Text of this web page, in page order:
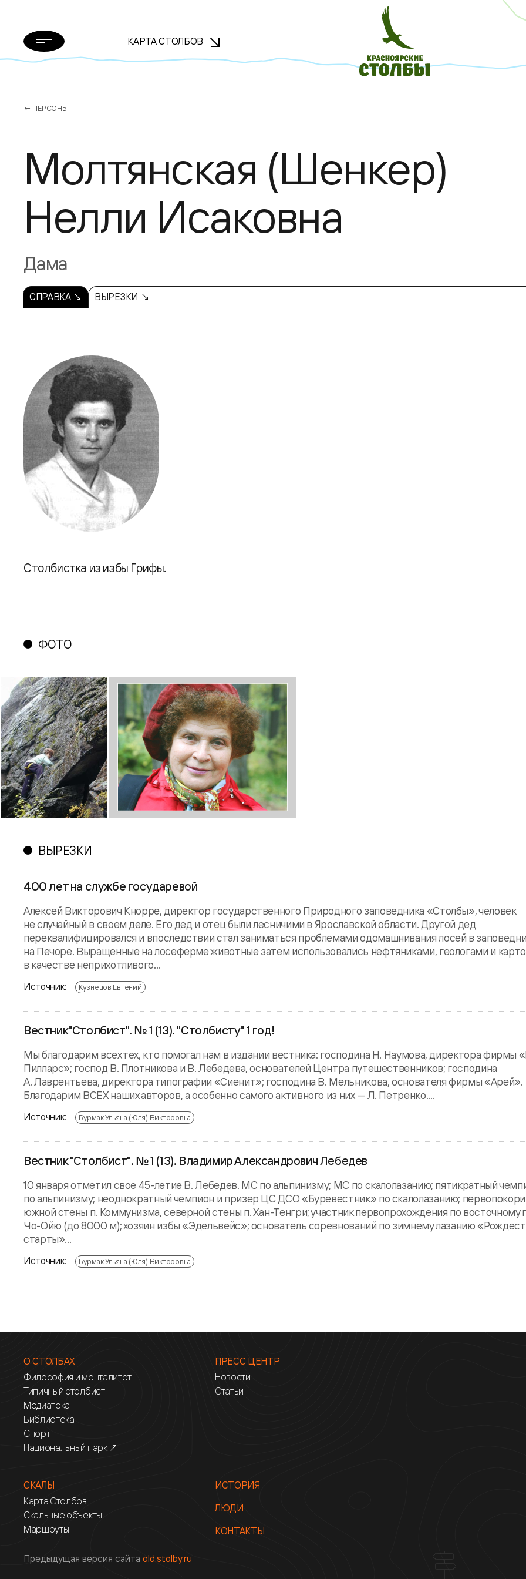
КАРТА СТОЛБОВ
← ПЕРСОНЫ
Молтянская (Шенкер)
Нелли Исаковна
Дама
СПРАВКА ↘ ВЫРЕЗКИ ↘
Столбистка из избы Грифы.
ФОТО
ВЫРЕЗКИ
400 лет на службе государевой
Алексей Викторович Кнорре, директор государственного Природного заповедника «Столбы», человек
не случайный в своем деле. Его дед и отец были лесничими в Ярославской области. Другой дед
переквалифицировался и впоследствии стал заниматься проблемами одомашнивания лосей в
на Печоре. Выращенные на лосеферме животные затем использовались нефтяниками, геологами и
в качестве неприхотливого...
Источник: Кузнецов Евгений
Вестник"Столбист". № 1 (13). "Столбисту" 1 год!
Мы благодарим всех тех, кто помогал нам в издании вестника: господина Н. Наумова, директора фирмы
Пилларс»; господ В. Плотникова и В. Лебедева, основателей Центра путешественников; господина
А. Лаврентьева, директора типографии «Сиенит»; господина В. Мельникова, основателя фирмы «Арей».
Благодарим ВСЕХ наших авторов, а особенно самого активного из них — Л. Петренко....
Источник: Бурмак Ульяна (Юля) Викторовна
Вестник "Столбист". № 1 (13). Владимир Александрович Лебедев
10 января отметил свое 45-летие В. Лебедев. МС по альпинизму; МС по скалолазанию; пятикратный
по альпинизму; неоднократный чемпион и призер ЦС ДСО «Буревестник» по скалолазанию;
южной стены п. Коммунизма, северной стены п. Хан-Тенгри; участник первопрохождения по восточному
Чо-Ойю (до 8000 м); хозяин избы «Эдельвейс»; основатель соревнований по зимнему лазанию
старты»...
Источник: Бурмак Ульяна (Юля) Викторовна
О СТОЛБАХ
Философия и менталитет
Типичный столбист
Медиатека
Библиотека
Спорт
Национальный парк ↗
ПРЕСС ЦЕНТР
Новости
Статьи
СКАЛЫ
Карта Столбов
Скальные объекты
Маршруты
ИСТОРИЯ
ЛЮДИ
КОНТАКТЫ
Предыдущая версия сайта old.stolby.ru